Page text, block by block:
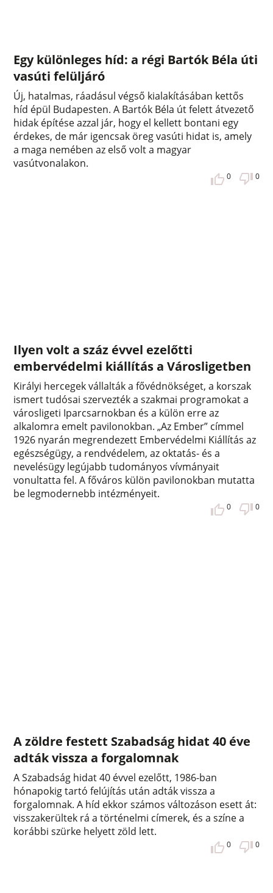
Egy különleges híd: a régi Bartók Béla úti
vasúti felüljáró
Új, hatalmas, ráadásul végső kialakításában kettős
híd épül Budapesten. A Bartók Béla út felett átvezető
hidak építése azzal jár, hogy el kellett bontani egy
érdekes, de már igencsak öreg vasúti hidat is, amely
a maga nemében az első volt a magyar
vasútvonalakon.
0 0
Ilyen volt a száz évvel ezelőtti
embervédelmi kiállítás a Városligetben
Királyi hercegek vállalták a fővédnökséget, a korszak
ismert tudósai szervezték a szakmai programokat a
városligeti Iparcsarnokban és a külön erre az
alkalomra emelt pavilonokban. „Az Ember” címmel
1926 nyarán megrendezett Embervédelmi Kiállítás az
egészségügy, a rendvédelem, az oktatás- és a
nevelésügy legújabb tudományos vívmányait
vonultatta fel. A főváros külön pavilonokban mutatta
be legmodernebb intézményeit.
0 0
A zöldre festett Szabadság hidat 40 éve
adták vissza a forgalomnak
A Szabadság hidat 40 évvel ezelőtt, 1986-ban
hónapokig tartó felújítás után adták vissza a
forgalomnak. A híd ekkor számos változáson esett át:
visszakerültek rá a történelmi címerek, és a színe a
korábbi szürke helyett zöld lett.
0 0